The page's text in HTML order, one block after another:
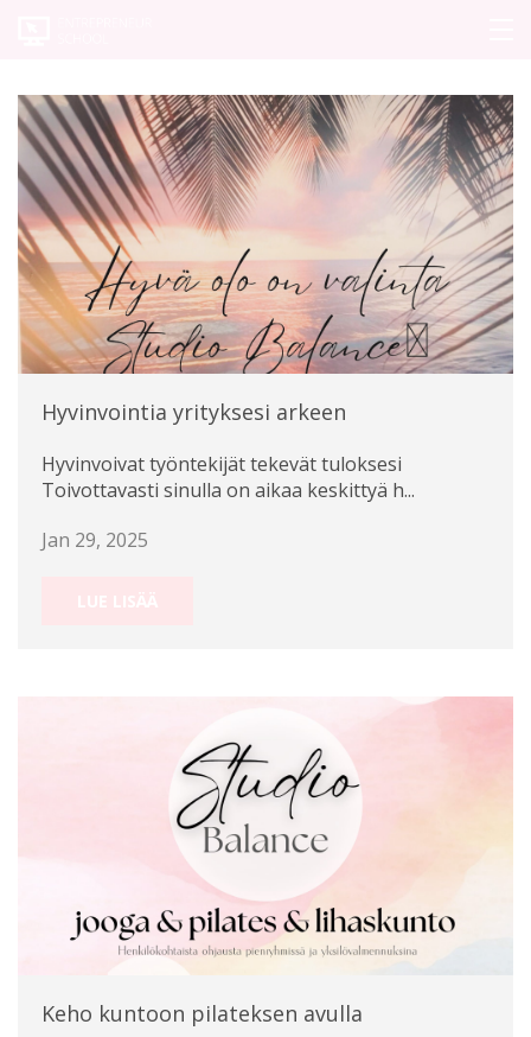
OMA TARINA
VALMENNUS
HINNASTO
PILATES
BLOGIT
Hyvinvointia yrityksesi arkeen
Hyvinvoivat työntekijät tekevät tuloksesi
Toivottavasti sinulla on aikaa keskittyä h...
Jan 29, 2025
Keho kuntoon pilateksen avulla